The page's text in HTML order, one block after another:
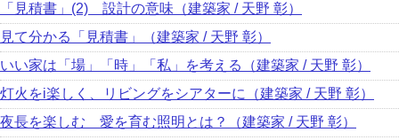
「見積書」(2) 設計の意味（建築家 / 天野 彰）
見て分かる「見積書」（建築家 / 天野 彰）
いい家は「場」「時」「私」を考える（建築家 / 天野 彰）
灯火をi楽しく、リビングをシアターに（建築家 / 天野 彰）
夜長を楽しむ 愛を育む照明とは？（建築家 / 天野 彰）